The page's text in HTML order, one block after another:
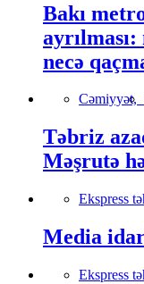
Bakı
necə
Cəmiyyət,
Təbriz
Məşrutə
Ekspress
Media
Ekspress